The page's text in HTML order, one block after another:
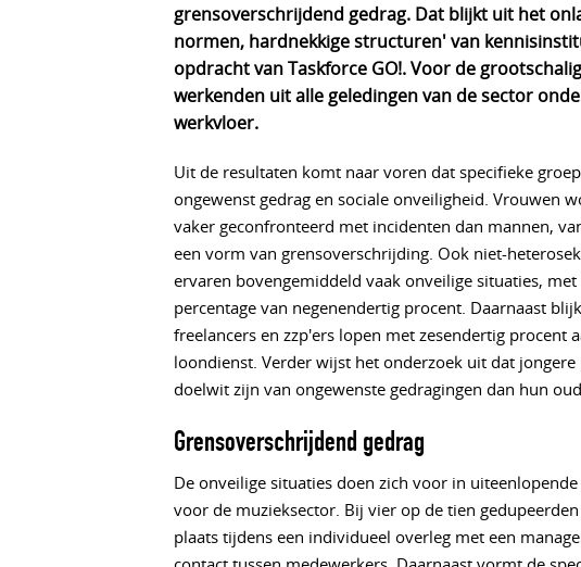
grensoverschrijdend gedrag. Dat blijkt uit het
normen, hardnekkige structuren' van
opdracht van Taskforce GO!. Voor de
werkenden uit alle geledingen van de sector
werkvloer.
Uit de resultaten komt naar voren dat specifieke
ongewenst gedrag en sociale onveiligheid. Vrouwen
vaker geconfronteerd met incidenten dan mannen,
een vorm van grensoverschrijding. Ook niet-
ervaren bovengemiddeld vaak onveilige situaties,
percentage van negenendertig procent. Daarnaast
freelancers en zzp'ers lopen met zesendertig procent
loondienst. Verder wijst het onderzoek uit dat
doelwit zijn van ongewenste gedragingen dan hun
Grensoverschrijdend gedrag
De onveilige situaties doen zich voor in
voor de muzieksector. Bij vier op de tien
plaats tijdens een individueel overleg met een